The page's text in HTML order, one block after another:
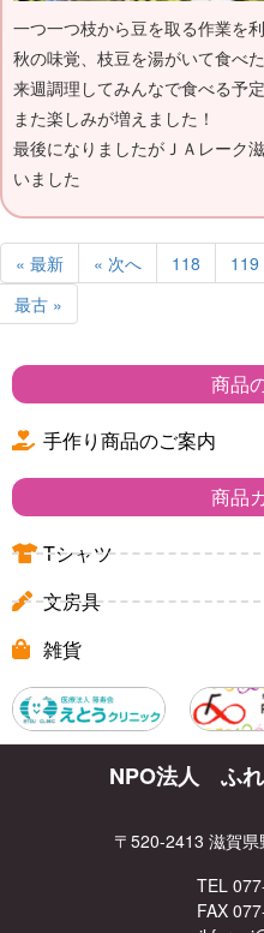
一つ一つ枝から豆を取る作業を
秋の味覚、枝豆を湯がいて食べ
来週調理してみんなで食べる予
また楽しみが増えました！
最後になりましたがＪＡレーク
いました
« 最新 « 次へ 118 119
最古 »
商品
手作り商品のご案内
商品
Tシャツ
文房具
雑貨
NPO法人 ふ
〒520-2413 滋賀
TEL
FAX